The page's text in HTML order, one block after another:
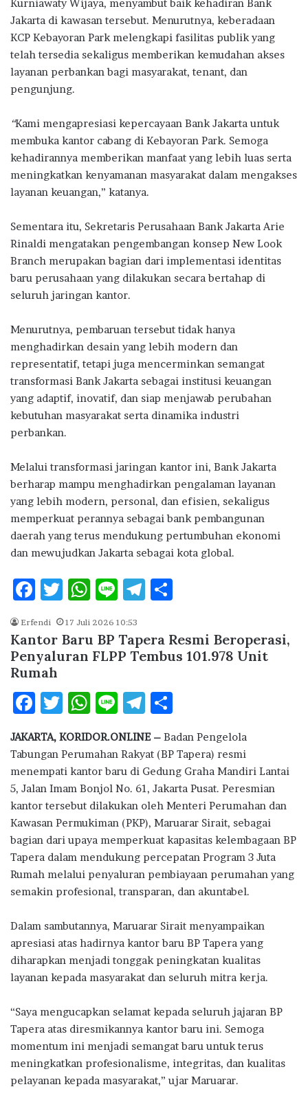
Kurniawaty Wijaya, menyambut baik kehadiran Bank
Jakarta di kawasan tersebut. Menurutnya, keberadaan
KCP Kebayoran Park melengkapi fasilitas publik yang
telah tersedia sekaligus memberikan kemudahan akses
layanan perbankan bagi masyarakat, tenant, dan
pengunjung.
“Kami mengapresiasi kepercayaan Bank Jakarta untuk
membuka kantor cabang di Kebayoran Park. Semoga
kehadirannya memberikan manfaat yang lebih luas serta
meningkatkan kenyamanan masyarakat dalam mengakses
layanan keuangan,” katanya.
Sementara itu, Sekretaris Perusahaan Bank Jakarta Arie
Rinaldi mengatakan pengembangan konsep New Look
Branch merupakan bagian dari implementasi identitas
baru perusahaan yang dilakukan secara bertahap di
seluruh jaringan kantor.
Menurutnya, pembaruan tersebut tidak hanya
menghadirkan desain yang lebih modern dan
representatif, tetapi juga mencerminkan semangat
transformasi Bank Jakarta sebagai institusi keuangan
yang adaptif, inovatif, dan siap menjawab perubahan
kebutuhan masyarakat serta dinamika industri
perbankan.
Melalui transformasi jaringan kantor ini, Bank Jakarta
berharap mampu menghadirkan pengalaman layanan
yang lebih modern, personal, dan efisien, sekaligus
memperkuat perannya sebagai bank pembangunan
daerah yang terus mendukung pertumbuhan ekonomi
dan mewujudkan Jakarta sebagai kota global.
F
e
b
o
o
k
T
it
te
W
at
s
p
p
Li
e
T
e
g
m
ar
e
Erfendi 17 Juli 2026 10:53
Kantor Baru BP Tapera Resmi Beroperasi,
Penyaluran FLPP Tembus 101.978 Unit
Rumah
F
e
b
o
o
k
T
it
te
r
W
at
s
A
p
p
Li
e
T
e
g
ra
m
ar
e
JAKARTA, KORIDOR.ONLINE – Badan Pengelola
Tabungan Perumahan Rakyat (BP Tapera) resmi
menempati kantor baru di Gedung Graha Mandiri Lantai
5, Jalan Imam Bonjol No. 61, Jakarta Pusat. Peresmian
kantor tersebut dilakukan oleh Menteri Perumahan dan
Kawasan Permukiman (PKP), Maruarar Sirait, sebagai
bagian dari upaya memperkuat kapasitas kelembagaan BP
Tapera dalam mendukung percepatan Program 3 Juta
Rumah melalui penyaluran pembiayaan perumahan yang
semakin profesional, transparan, dan akuntabel.
Dalam sambutannya,Maruarar Sirait menyampaikan
apresiasi atas hadirnya kantor baru BP Tapera yang
diharapkan menjadi tonggak peningkatan kualitas
layanan kepada masyarakat dan seluruh mitra kerja.
“Saya mengucapkan selamat kepada seluruh jajaran BP
Tapera atas diresmikannya kantor baru ini. Semoga
momentum ini menjadi semangat baru untuk terus
meningkatkan profesionalisme, integritas, dan kualitas
pelayanan kepada masyarakat,” ujar Maruarar.